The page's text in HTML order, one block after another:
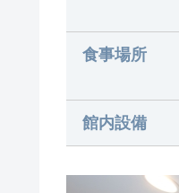
食事場所
館内設備